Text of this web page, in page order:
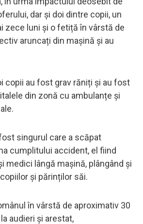
dar și doi dintre copii, un
zece luni și o fetiță în vârstă de
aruncați din mașină și au
copii au fost grav răniți și au fost
din zonă cu ambulanțe și
singurul care a scăpat
cumplitului accident, el fiind
medici lângă mașină, plângând și
și părinților săi.
în vârstă de aproximativ 30
audieri și arestat,